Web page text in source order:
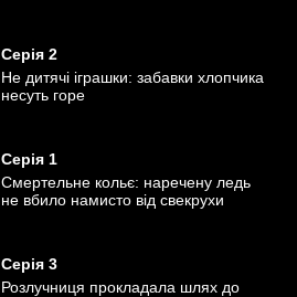
Серія 2
Не дитячі іграшки: забавки хлопчика
несуть горе
Серія 1
Смертельне кольє: наречену ледь
не вбило намисто від свекрухи
Серія 3
Розлучниця прокладала шлях до